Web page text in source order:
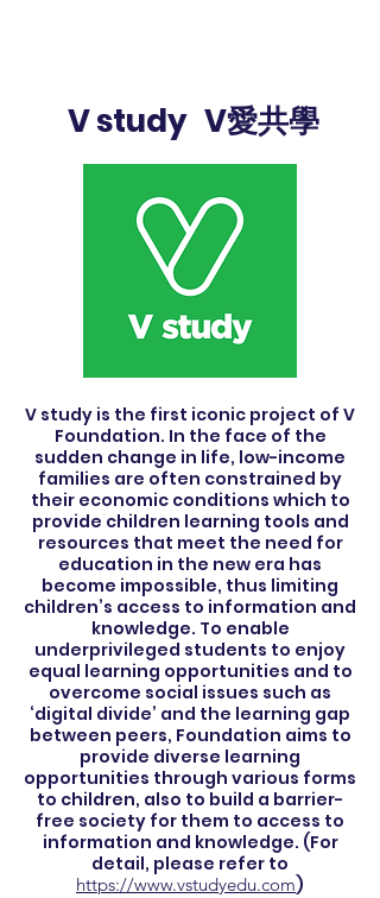
V study V愛共學
V study is the first iconic project of V
Foundation. In the face of the
sudden change in life, low-income
families are often constrained by
their economic conditions which to
provide children learning tools and
resources that meet the need for
education in the new era has
become impossible, thus limiting
children’s access to information and
knowledge. To enable
underprivileged students to enjoy
equal learning opportunities and to
overcome social issues such as
‘digital divide’ and the learning gap
between peers, Foundation aims to
provide diverse learning
opportunities through various forms
to children, also to build a barrier-
free society for them to access to
information and knowledge. (For
detail, please refer to
https://www.vstudyedu.com)